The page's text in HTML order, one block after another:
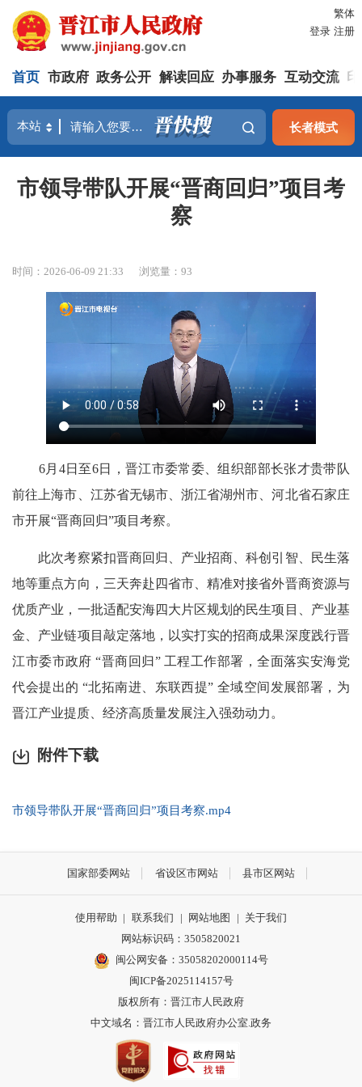
繁体
登录 注册
首页 市政府 政务公开 解读回应 办事服务 互动交流
长者模式
市领导带队开展“晋商回归”项目考
察
时间：2026-06-09 21:33 浏览量：93
6月4日至6日，晋江市委常委、组织部部长张才贵带队
前往上海市、江苏省无锡市、浙江省湖州市、河北省石家庄
市开展“晋商回归”项目考察。
此次考察紧扣晋商回归、产业招商、科创引智、民生落
地等重点方向，三天奔赴四省市、精准对接省外晋商资源与
优质产业，一批适配安海四大片区规划的民生项目、产业基
金、产业链项目敲定落地，以实打实的招商成果深度践行晋
江市委市政府 “晋商回归” 工程工作部署，全面落实安海党
代会提出的 “北拓南进、东联西提” 全域空间发展部署，为
晋江产业提质、经济高质量发展注入强劲动力。
附件下载
市领导带队开展“晋商回归”项目考察.mp4
国家部委网站 省设区市网站 县市区网站
使用帮助 | 联系我们 | 网站地图 | 关于我们
网站标识码：3505820021
闽公网安备：35058202000114号
闽ICP备2025114157号
版权所有：晋江市人民政府
中文域名：晋江市人民政府办公室.政务